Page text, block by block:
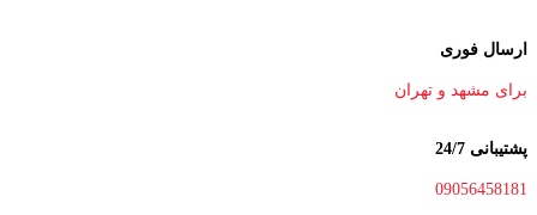
ارسال فوری
برای مشهد و تهران
پشتیبانی 24/7
09056458181